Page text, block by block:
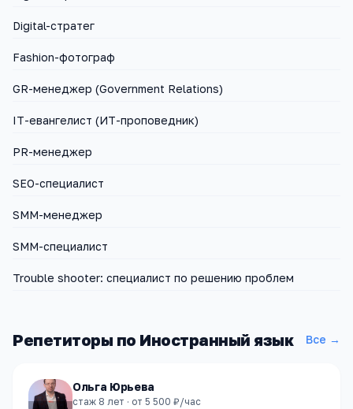
Digital-стратег
Fashion-фотограф
GR-менеджер (Government Relations)
IT-евангелист (ИТ-проповедник)
PR-менеджер
SEO-специалист
SMM-менеджер
SMM-специалист
Trouble shooter: специалист по решению проблем
Репетиторы по Иностранный язык Все →
Ольга Юрьева
стаж 8 лет · от 5 500 ₽/час